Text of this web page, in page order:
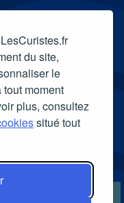
du site,
le
moment
plus, consultez
situé tout
des